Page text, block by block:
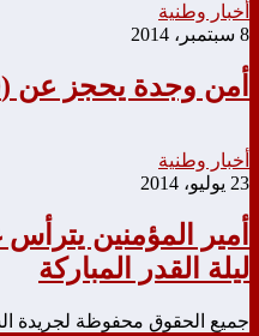
أخبار وطنية
8 سبتمبر، 2014
أمن وجدة يحجز عن (3500) قرص مهلوس
أخبار وطنية
23 يوليو، 2014
أمير المؤمنين
ليلة القدر المباركة
جميع الحقوق محفوظة لجريدة